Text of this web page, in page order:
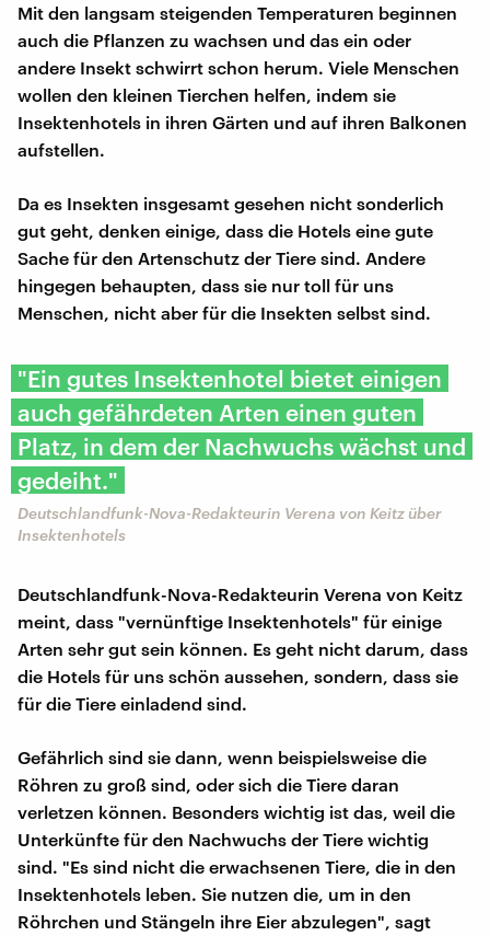
Mit den langsam steigenden Temperaturen beginnen
auch die Pflanzen zu wachsen und das ein oder
andere Insekt schwirrt schon herum. Viele Menschen
wollen den kleinen Tierchen helfen, indem sie
Insektenhotels in ihren Gärten und auf ihren Balkonen
aufstellen.
Da es Insekten insgesamt gesehen nicht sonderlich
gut geht, denken einige, dass die Hotels eine gute
Sache für den Artenschutz der Tiere sind. Andere
hingegen behaupten, dass sie nur toll für uns
Menschen, nicht aber für die Insekten selbst sind.
"Ein gutes Insektenhotel bietet einigen
auch gefährdeten Arten einen guten
Platz, in dem der Nachwuchs wächst und
gedeiht."
Deutschlandfunk-Nova-Redakteurin Verena von Keitz über
Insektenhotels
Deutschlandfunk-Nova-Redakteurin Verena von Keitz
meint, dass "vernünftige Insektenhotels" für einige
Arten sehr gut sein können. Es geht nicht darum, dass
die Hotels für uns schön aussehen, sondern, dass sie
für die Tiere einladend sind.
Gefährlich sind sie dann, wenn beispielsweise die
Röhren zu groß sind, oder sich die Tiere daran
verletzen können. Besonders wichtig ist das, weil die
Unterkünfte für den Nachwuchs der Tiere wichtig
sind. "Es sind nicht die erwachsenen Tiere, die in den
Insektenhotels leben. Sie nutzen die, um in den
Röhrchen und Stängeln ihre Eier abzulegen", sagt